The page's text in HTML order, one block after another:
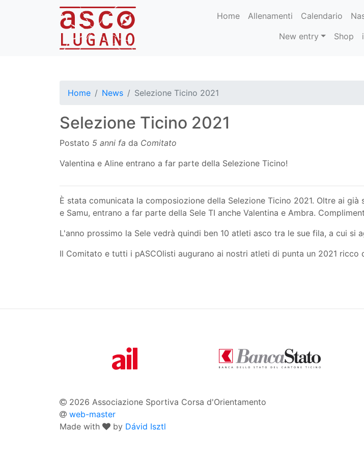
Home Allenamenti Calendario
New entry
Shop
Home News Selezione Ticino 2021
Selezione Ticino 2021
Postato 5 anni fa da Comitato
Valentina e Aline entrano a far parte della Selezione Ticino!
È stata comunicata la composiozione della Selezione Ticino 2021. Oltre ai già
e Samu, entrano a far parte della Sele TI anche Valentina e Ambra.
L'anno prossimo la Sele vedrà quindi ben 10 atleti asco tra le sue fila, a cui si
Il Comitato e tutti i pASCOlisti augurano ai nostri atleti di punta un 2021 ricco
2026 Associazione Sportiva Corsa d'Orientamento
web-master
Made with
by Dávid Isztl